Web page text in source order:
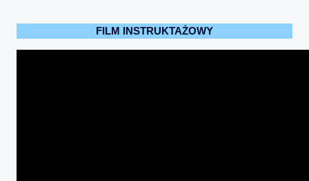
FILM INSTRUKTAŻOWY